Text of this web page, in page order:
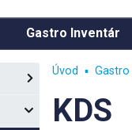
Gastro Inventár
Úvod
KDS